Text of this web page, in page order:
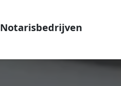
Notarisbedrijven